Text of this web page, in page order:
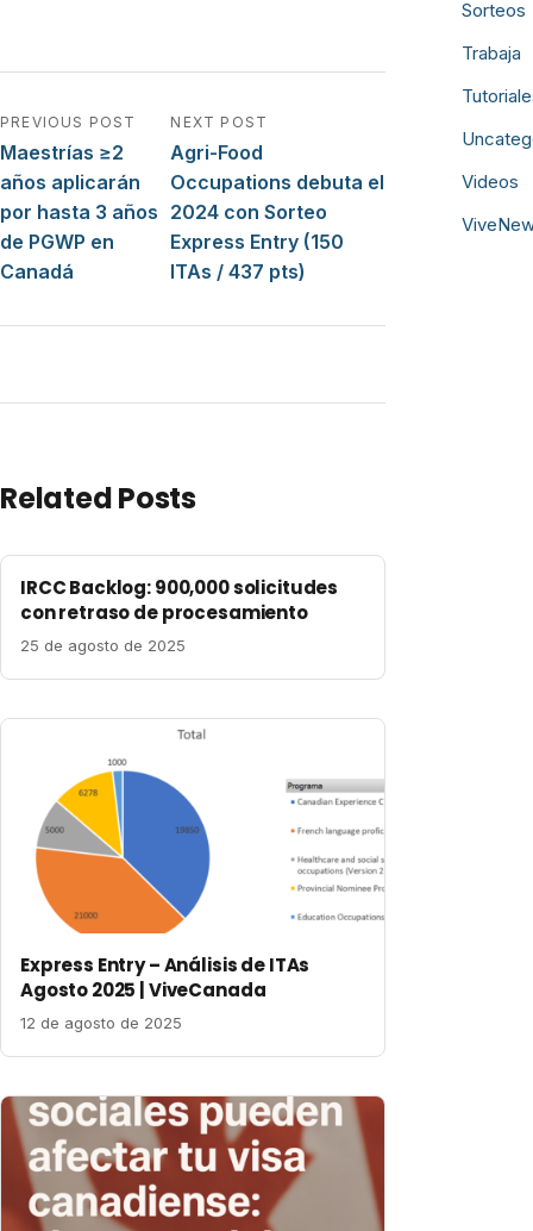
Navegación de entradas
PREVIOUS POST
Maestrías ≥2
años aplicarán
por hasta 3 años
de PGWP en
Canadá
NEXT POST
Agri-Food
Occupations debuta el
2024 con Sorteo
Express Entry (150
ITAs / 437 pts)
Related Posts
IRCC Backlog: 900,000 solicitudes
con retraso de procesamiento
25 de agosto de 2025
Express Entry – Análisis de ITAs
Agosto 2025 | ViveCanada
12 de agosto de 2025
Sorteos
Trabaja
Videos